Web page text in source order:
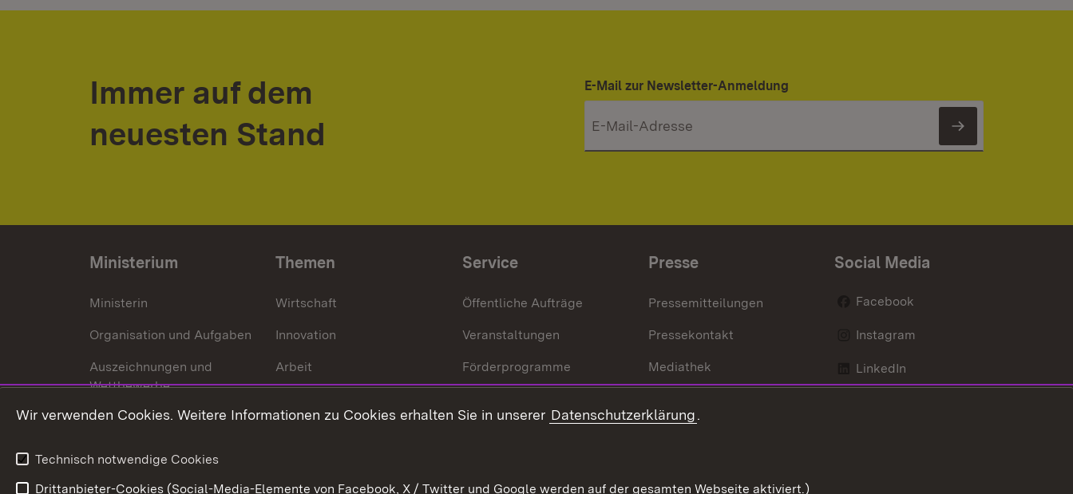
Immer auf dem
neuesten Stand
E-Mail zur Newsletter-Anmeldung
Newsletter
Ministerium
Ministerin
Organisation und Aufgaben
Auszeichnungen und
Wettbewerbe
Themen
Wirtschaft
Innovation
Arbeit
Service
Öffentliche Aufträge
Veranstaltungen
Förderprogramme
Presse
Pressemitteilungen
Pressekontakt
Mediathek
Social Media
Facebook
Instagram
LinkedIn
Wir verwenden Cookies. Weitere Informationen zu Cookies erhalten Sie in unserer Datenschutzerklärung.
Technisch notwendige Cookies
Drittanbieter-Cookies (Social-Media-Elemente von Facebook, X / Twitter und Google werden auf der gesamten Webseite aktiviert.)